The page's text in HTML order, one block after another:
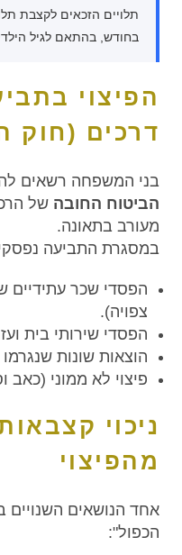
תלויים הזכאים לקצבת
בחודש, בהתאם לגיל
הפיצוי
דרכים (חוק
בני המשפחה רשאים
הביטוח החובה של
מעורב בתאונה.
במסגרת התביעה
הפסדי שכר עתידיים
צפויה).
הפסדי שירותי בית
הוצאות שונות
פיצוי לא ממוני (כאב
ניכוי
מהפיצוי
אחד הנושאים השנויים
הכפול":